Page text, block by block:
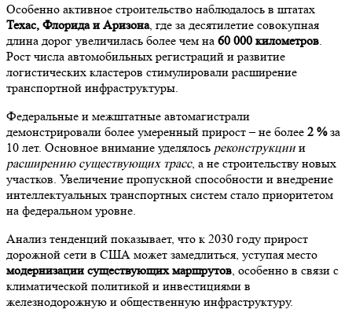
Особенно активное строительство наблюдалось в штатах
Техас, Флорида и Аризона, где за десятилетие совокупная
длина дорог увеличилась более чем на 60 000 километров.
Рост числа автомобильных регистраций и развитие
логистических кластеров стимулировали расширение
транспортной инфраструктуры.
Федеральные и межштатные автомагистрали
демонстрировали более умеренный прирост – не более 2 %за
10 лет. Основное внимание уделялось реконструкциии
расширению существующих трасс, а не строительству новых
участков. Увеличение пропускной способности и внедрение
интеллектуальных транспортных систем стало приоритетом
на федеральном уровне.
Анализ тенденций показывает, что к 2030 году прирост
дорожной сети в США может замедлиться, уступая место
модернизации существующих маршрутов, особенно в связи с
климатической политикой и инвестициями в
железнодорожную и общественную инфраструктуру.